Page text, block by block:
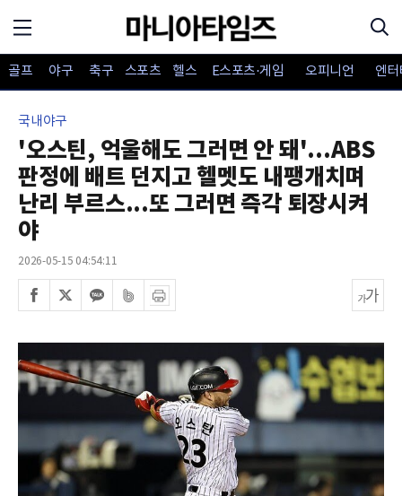
골프 야구 축구 스포츠 헬스 E스포츠·게임 오피니언 엔
국내야구
'오스틴, 억울해도 그러면 안 돼'...ABS
판정에 배트 던지고 헬멧도 내팽개치며
난리 부르스...또 그러면 즉각 퇴장시켜
야
2026-05-15 04:54:11